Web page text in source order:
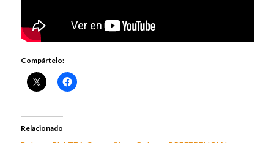
Compártelo:
Relacionado